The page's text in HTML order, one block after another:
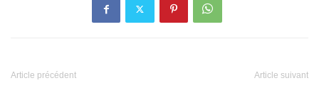
Article précédent Article suivant